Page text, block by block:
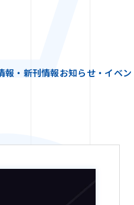
報・新刊情報お知らせ・イベン